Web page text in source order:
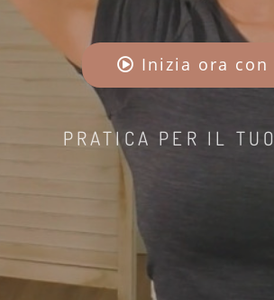
Inizia ora con
PRATICA PER IL